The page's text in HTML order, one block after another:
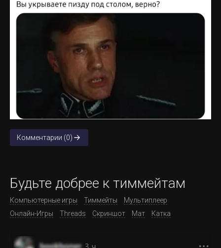
Комментарии (0)
Будьте добрее к тиммейтам
Компьютерные игры Тиммейты
Мультиплеер
Онлайн-Игры
Threads Скриншот Мат Катка